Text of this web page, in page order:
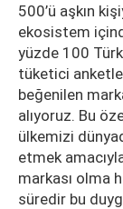
500’ü aşkın
ekosistem
yüzde 100
tüketici
beğenilen
alıyoruz. Bu
ülkemizi
etmek
markası olma
süredir bu